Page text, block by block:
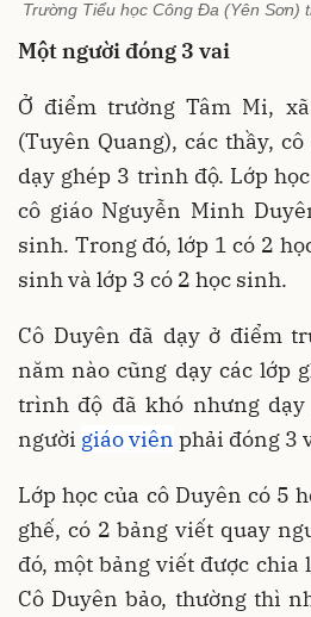
Trường Tiểu học Công Đa (Yên Sơn)
Một người đóng 3 vai
Ở điểm trường Tâm Mi,
(Tuyên Quang), các thầy,
dạy ghép 3 trình độ. Lớp
cô giáo Nguyễn Minh
sinh. Trong đó, lớp 1 có 2
sinh và lớp 3 có 2 học sinh.
Cô Duyên đã dạy ở điểm
năm nào cũng dạy các lớp
trình độ đã khó nhưng
người giáo viên phải đóng 3
Lớp học của cô Duyên có 5
ghế, có 2 bảng viết quay
đó, một bảng viết được chia
Cô Duyên bảo, thường thì